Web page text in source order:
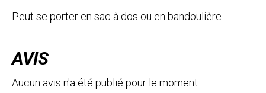
Peut se porter en sac à dos ou en bandoulière.
AVIS
Aucun avis n'a été publié pour le moment.